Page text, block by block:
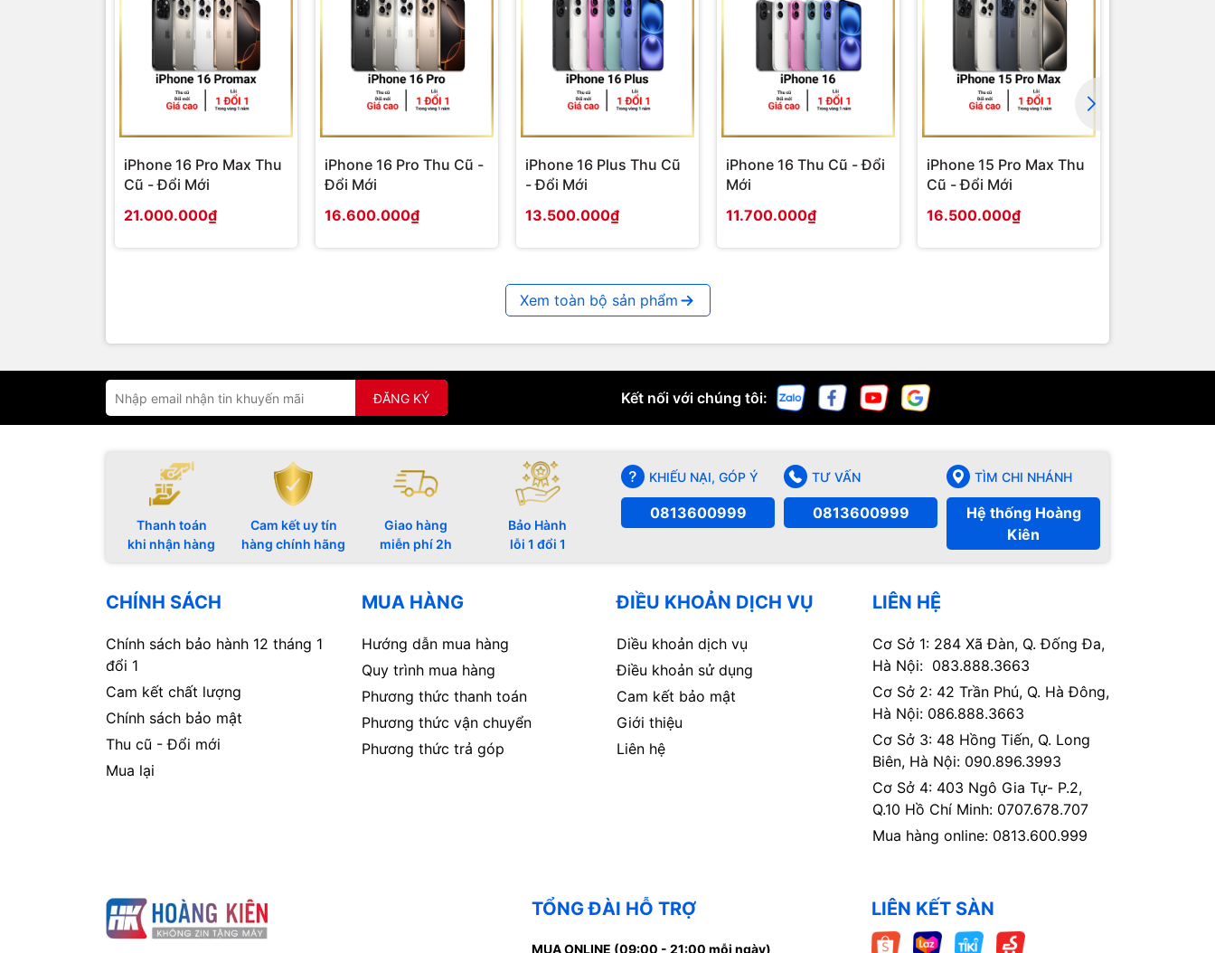
iPhone 16 Pro Max Thu
Cũ - Đổi Mới
21.000.000₫
iPhone 16 Pro Thu Cũ -
Đổi Mới
16.600.000₫
iPhone 16 Plus Thu Cũ
- Đổi Mới
13.500.000₫
iPhone 16 Thu Cũ - Đổi
Mới
11.700.000₫
iPhone 15 Pro Max Thu
Cũ - Đổi Mới
16.500.000₫
Xem toàn bộ sản phẩm
ĐĂNG KÝ Kết nối với chúng tôi:
Thanh toán
khi nhận hàng
Cam kết uy tín
hàng chính hãng
Giao hàng
miễn phí 2h
Bảo Hành
lỗi 1 đổi 1
KHIẾU NẠI, GÓP Ý
0813600999
TƯ VẤN
0813600999
TÌM CHI NHÁNH
Hệ thống Hoàng
Kiên
CHÍNH SÁCH
Chính sách bảo hành 12 tháng 1
đổi 1
Cam kết chất lượng
Chính sách bảo mật
Thu cũ - Đổi mới
Mua lại
MUA HÀNG
Hướng dẫn mua hàng
Quy trình mua hàng
Phương thức thanh toán
Phương thức vận chuyển
Phương thức trả góp
ĐIỀU KHOẢN DỊCH VỤ
Diều khoản dịch vụ
Điều khoản sử dụng
Cam kết bảo mật
Giới thiệu
Liên hệ
LIÊN HỆ
Cơ Sở 1: 284 Xã Đàn, Q. Đống Đa,
Hà Nội: 083.888.3663
Cơ Sở 2: 42 Trần Phú, Q. Hà Đông,
Hà Nội: 086.888.3663
Cơ Sở 3: 48 Hồng Tiến, Q. Long
Biên, Hà Nội: 090.896.3993
Cơ Sở 4: 403 Ngô Gia Tự- P.2,
Q.10 Hồ Chí Minh: 0707.678.707
Mua hàng online: 0813.600.999
TỔNG ĐÀI HỖ TRỢ
MUA ONLINE (09:00 - 21:00 mỗi ngày)
LIÊN KẾT SÀN